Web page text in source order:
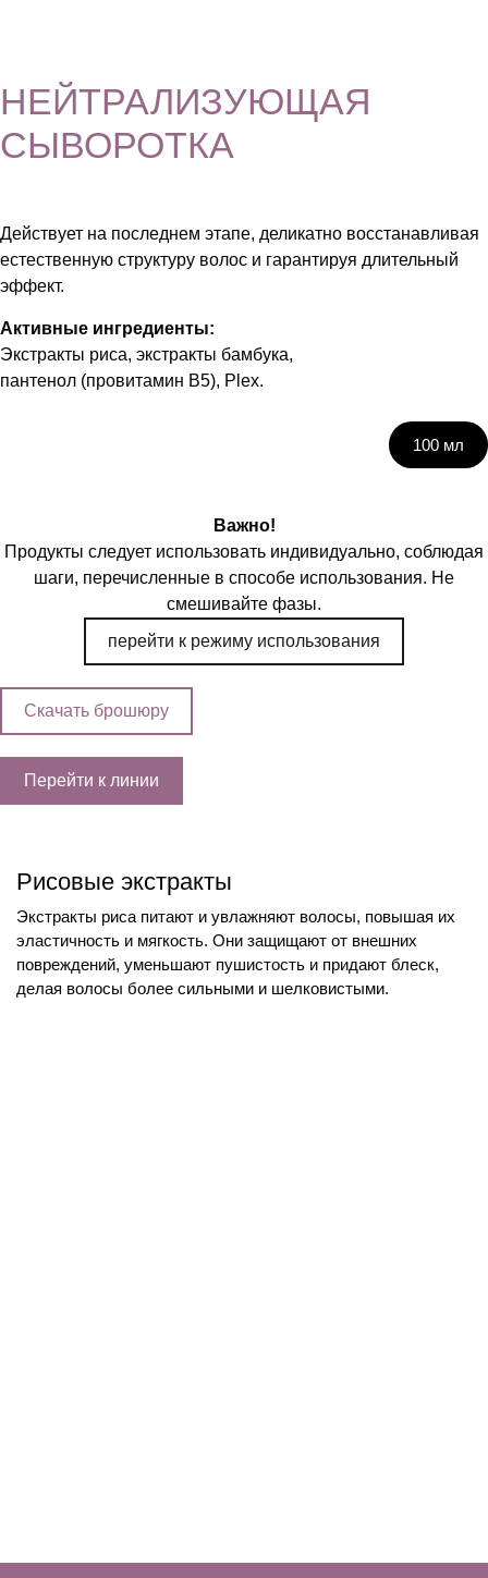
НЕЙТРАЛИЗУЮЩАЯ
СЫВОРОТКА
Действует на последнем этапе, деликатно восстанавливая
естественную структуру волос и гарантируя длительный
эффект.
Активные ингредиенты:
Экстракты риса, экстракты бамбука,
пантенол (провитамин B5), Plex.
100 мл
Важно!
Продукты следует использовать индивидуально, соблюдая
шаги, перечисленные в способе использования. Не
смешивайте фазы.
перейти к режиму использования
Скачать брошюру
Перейти к линии
Рисовые экстракты
Экстракты риса питают и увлажняют волосы, повышая их
эластичность и мягкость. Они защищают от внешних
повреждений, уменьшают пушистость и придают блеск,
делая волосы более сильными и шелковистыми.